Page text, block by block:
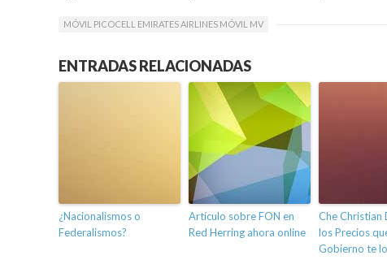
MÓVIL PICOCELL EMIRATES AIRLINES MÓVIL MV
ENTRADAS RELACIONADAS
¿Nacionalismos o
Federalismos?
Artículo sobre FON en
Red Herring ahora online
Che Christian
los Precios
Gobierno te